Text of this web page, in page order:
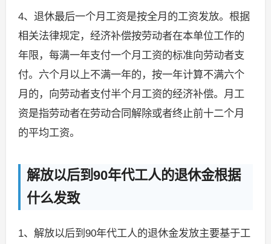
4、退休最后一个月工资是按全月的工资发放。根据
相关法律规定，经济补偿按劳动者在本单位工作的
年限，每满一年支付一个月工资的标准向劳动者支
付。六个月以上不满一年的，按一年计算不满六个
月的，向劳动者支付半个月工资的经济补偿。月工
资是指劳动者在劳动合同解除或者终止前十二个月
的平均工资。
解放以后到90年代工人的退休金根据
什么发致
1、解放以后到90年代工人的退休金发放主要基于工